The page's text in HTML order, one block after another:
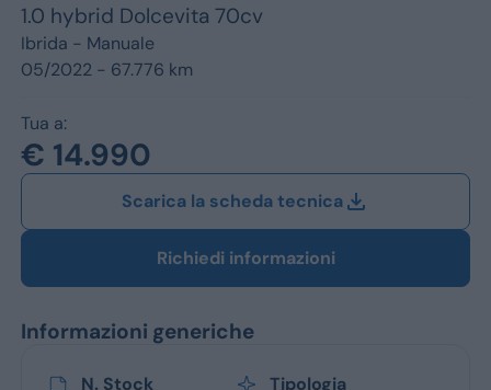
1.0 hybrid Dolcevita 70cv
Ibrida - Manuale
05/2022 - 67.776 km
Tua a:
€ 14.990
Scarica la scheda tecnica
Richiedi informazioni
Informazioni generiche
N. Stock
Tipologia